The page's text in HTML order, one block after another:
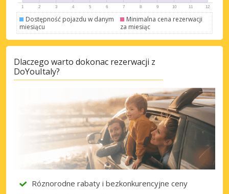
Dostępność pojazdu w danym
miesiącu
Minimalna cena rezerwacji
za miesiąc
Dlaczego warto dokonac rezerwacji z
DoYouItaly?
Róznorodne rabaty i bezkonkurencyjne ceny